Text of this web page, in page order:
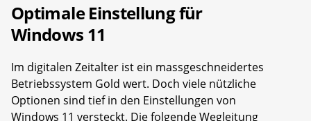
Optimale Einstellung für
Windows 11
Im digitalen Zeitalter ist ein massgeschneidertes
Betriebssystem Gold wert. Doch viele nützliche
Optionen sind tief in den Einstellungen von
Windows 11 versteckt. Die folgende Wegleitung